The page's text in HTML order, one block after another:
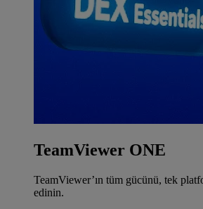
TeamViewer ONE
TeamViewer’ın tüm gücünü, tek
edinin.